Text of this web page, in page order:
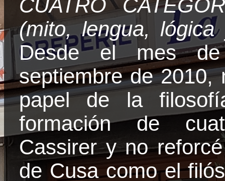
CUATRO
(mito, lengua,
Desde el mes
septiembre de 2010,
papel de la
formación de
Cassirer y no
de Cusa como el